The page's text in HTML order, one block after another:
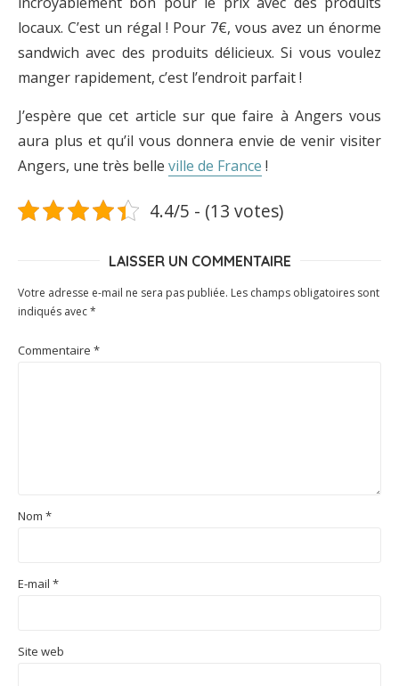
locaux. C’est un régal ! Pour 7€, vous avez un énorme
sandwich avec des produits délicieux. Si vous voulez
manger rapidement, c’est l’endroit parfait !
J’espère que cet article sur que faire à Angers vous
aura plus et qu’il vous donnera envie de venir visiter
Angers, une très belle ville de France !
4.4/5 - (13 votes)
LAISSER UN COMMENTAIRE
Votre adresse e-mail ne sera pas publiée. Les champs obligatoires sont
indiqués avec*
Commentaire *
Nom *
E-mail *
Site web